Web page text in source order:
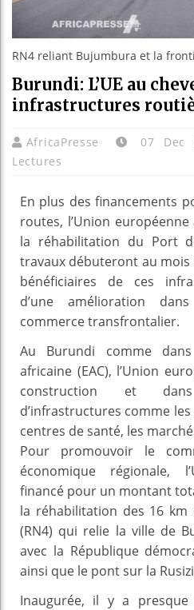
RN4 reliant Bujumbura et la
Burundi: L’UE au
infrastructures
AfricaPresse 07 Dec
Lectures
En plus des financements
routes, l’Union
la réhabilitation du Port
travaux débuteront au mois
bénéficiaires de ces
d’une amélioration
commerce transfrontalier.
Au Burundi comme
africaine (EAC), l’Union
construction et
d’infrastructures comme
centres de santé, les
Pour promouvoir le
économique régionale,
financé pour un montant
la réhabilitation des 16
(RN4) qui relie la ville de
avec la République
ainsi que le pont sur la
Inaugurée, il y a